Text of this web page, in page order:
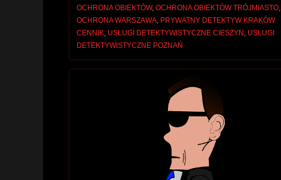
OCHRONA OBIEKTÓW, OCHRONA OBIEKTÓW TRÓJMIASTO,
OCHRONA WARSZAWA, PRYWATNY DETEKTYW KRAKÓW
CENNIK, USŁUGI DETEKTYWISTYCZNE CIESZYN , USŁUGI
DETEKTYWISTYCZNE POZNAŃ